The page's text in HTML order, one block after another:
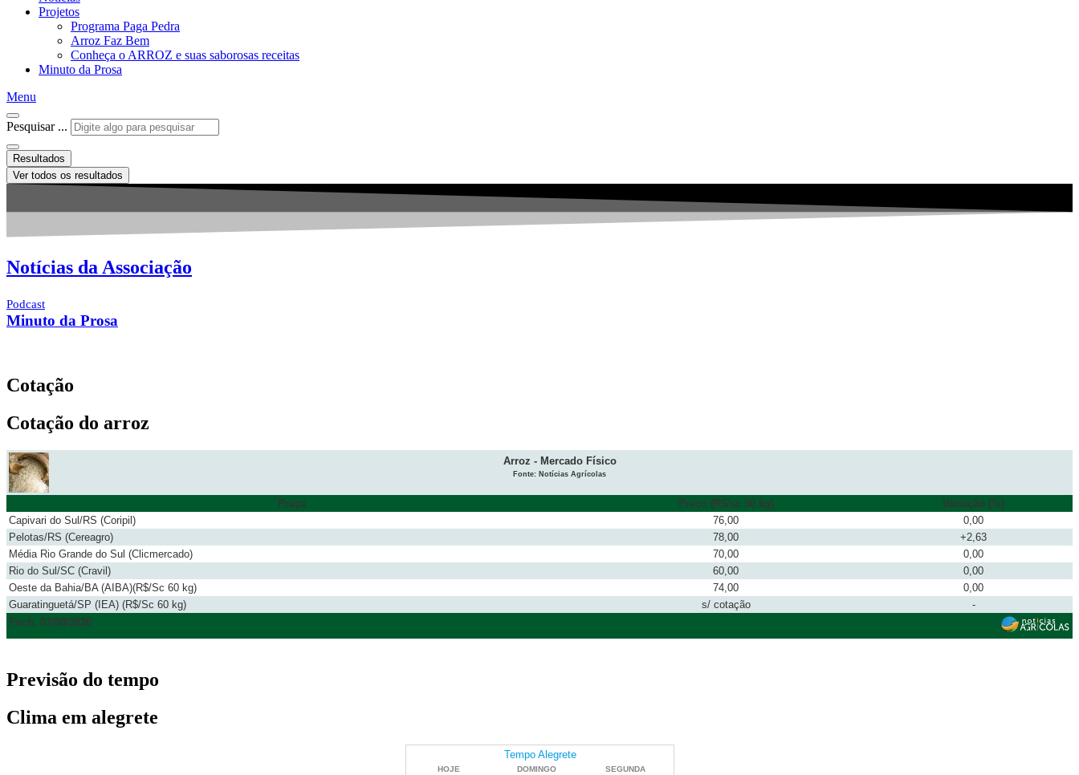
Projetos
Programa Paga Pedra
Arroz Faz Bem
Conheça o ARROZ e suas saborosas receitas
Minuto da Prosa
Menu
Pesquisar ...
Resultados
Ver todos os resultados
Notícias da Associação
Podcast
Minuto da Prosa
Cotação
Cotação do arroz
Arroz - Mercado Físico
Fonte: Notícias Agrícolas
Praça Preço (R$/sc 50 kg)
Variação (%)
Capivari do Sul/RS (Coripil)
76,00
0,00
Pelotas/RS (Cereagro)
78,00
+2,63
Média Rio Grande do Sul (Clicmercado)
70,00
0,00
Rio do Sul/SC (Cravil)
60,00
0,00
Oeste da Bahia/BA (AIBA)(R$/Sc 60 kg)
74,00
0,00
Guaratinguetá/SP (IEA) (R$/Sc 60 kg)
s/ cotação
-
Fech. 07/08/2026
Previsão do tempo
Clima em alegrete